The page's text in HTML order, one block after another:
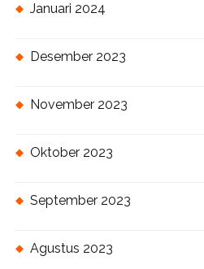
Januari 2024
Desember 2023
November 2023
Oktober 2023
September 2023
Agustus 2023